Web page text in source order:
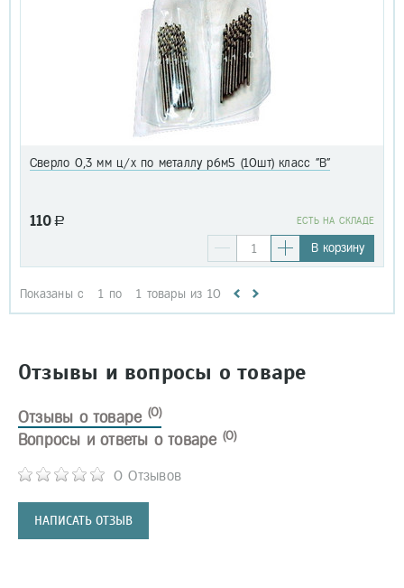
Сверло 0,3 мм ц/х по металлу р6м5 (10шт) класс "В"
110 a EСТЬ НА СКЛАДЕ
В корзину
Показаны с 1 по 1 товары из 10
Отзывы и вопросы о товаре
Отзывы о товаре (0)
0 Отзывов
НАПИСАТЬ ОТЗЫВ
Вопросы и ответы о товаре (0)